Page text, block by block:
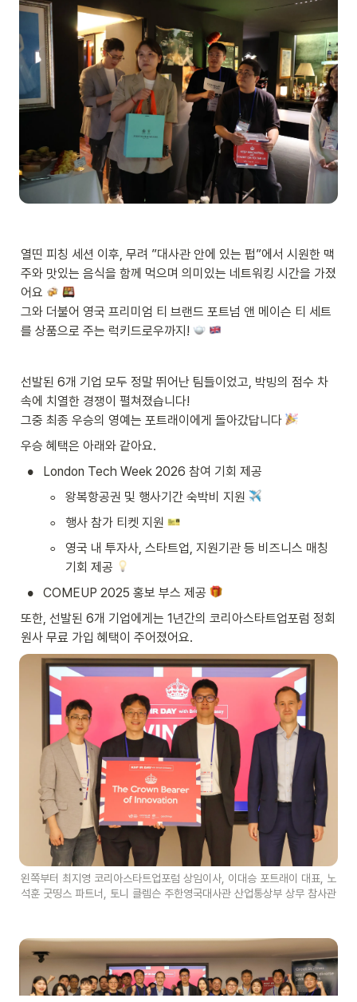
열띤 피칭 세션 이후, 무려 ”대사관 안에 있는 펍”에서 시원한 맥
주와 맛있는 음식을 함께 먹으며 의미있는 네트워킹 시간을 가졌
어요
그와 더불어 영국 프리미엄 티 브랜드 포트넘 앤 메이슨 티 세트
를 상품으로 주는 럭키드로우까지!
선발된 6개 기업 모두 정말 뛰어난 팀들이었고, 박빙의 점수 차
속에 치열한 경쟁이 펼쳐졌습니다!
그중 최종 우승의 영예는 포트래이에게 돌아갔답니다
우승 혜택은 아래와 같아요.
• London Tech Week 2026 참여 기회 제공
◦ 왕복항공권 및 행사기간 숙박비 지원
◦ 행사 참가 티켓 지원
◦
영국 내 투자사, 스타트업, 지원기관 등 비즈니스 매칭
기회 제공
•
COMEUP 2025 홍보 부스 제공
또한, 선발된 6개 기업에게는 1년간의 코리아스타트업포럼 정회
원사 무료 가입 혜택이 주어졌어요.
왼쪽부터 최지영 코리아스타트업포럼 상임이사, 이대승 포트래이 대표, 노
석훈 굿띵스 파트너, 토니 클렘슨 주한영국대사관 산업통상부 상무 참사관